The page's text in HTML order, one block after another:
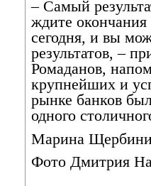
– Самый
ждите окончания
сегодня, и вы
результатов, –
Ромаданов,
крупнейших и
рынке банков
одного
Марина
Фото Дмитрия